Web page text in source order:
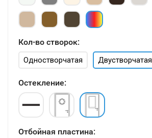
Кол-во створок:
Одностворчатая Двустворчатая
Остекление:
Отбойная пластина: